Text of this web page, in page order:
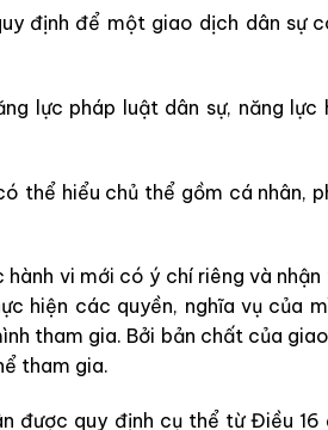
định để một giao dịch dân sự
lực pháp luật dân sự, năng lực
thể hiểu chủ thể gồm cá nhân,
hành vi mới có ý chí riêng và
hiện các quyền, nghĩa vụ của
tham gia. Bởi bản chất của
tham gia.
được quy định cụ thể từ Điều